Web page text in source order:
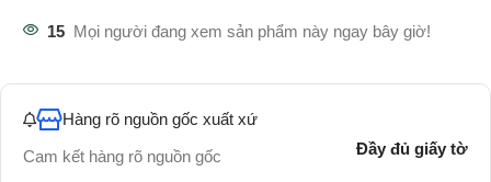
15 Mọi người đang xem sản phẩm này ngay bây giờ!
Hàng rõ nguồn gốc xuất xứ
Cam kết hàng rõ nguồn gốc
Đầy đủ giấy tờ